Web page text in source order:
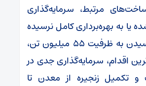
مرتبط، سرمایه‌گذاری
یا به بهره‌برداری کامل نرسیده
است. برای رسیدن به ظرفیت ۵۵ میلیون تن،
اقدام، سرمایه‌گذاری جدی در
و تکمیل زنجیره از معدن تا